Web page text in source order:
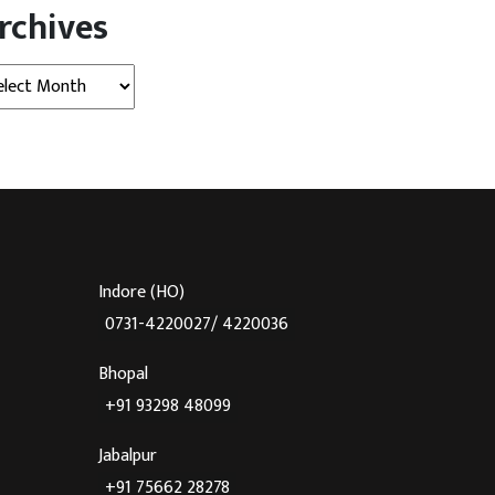
पुलिस ने रेलवे स्टेशन क्षेत्र […]
Indore (HO)
0731-4220027/ 4220036
Bhopal
+91 93298 48099
Jabalpur
+91 75662 28278